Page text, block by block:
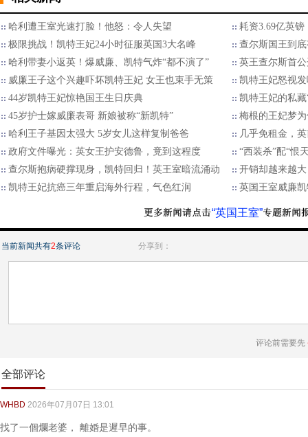
哈利遭王室光速打脸！他怒：令人失望
耗资3.69亿英
极限挑战！凯特王妃24小时征服英国3大名峰
查尔斯国王到
哈利带妻小返英！爆威廉、凯特气炸“都不演了”
英王查尔斯首
威廉王子这个兴趣吓坏凯特王妃 女王也束手无策
凯特王妃怒视
44岁凯特王妃惊艳国王生日庆典
凯特王妃的私
45岁护士嫁威廉表哥 新娘被称“新凯特”
梅根的王妃梦
哈利王子基因太强大 5岁女儿这样复制爸爸
几乎免租金，
政府文件曝光：英女王护安德鲁，竟到这程度
“西装杀”配“恨
查尔斯抱病硬撑现身，凯特回归！英王室暗流涌动
开销却越来越
凯特王妃抗癌三年重启海外行程，气色红润
英国王室威廉
“英国王室”
当前新闻共有2条评论 分享到：
评论前需要先
全部评论
WHBD 2026年07月07日 13:01
找了一個爛老婆， 離婚是遲早的事。